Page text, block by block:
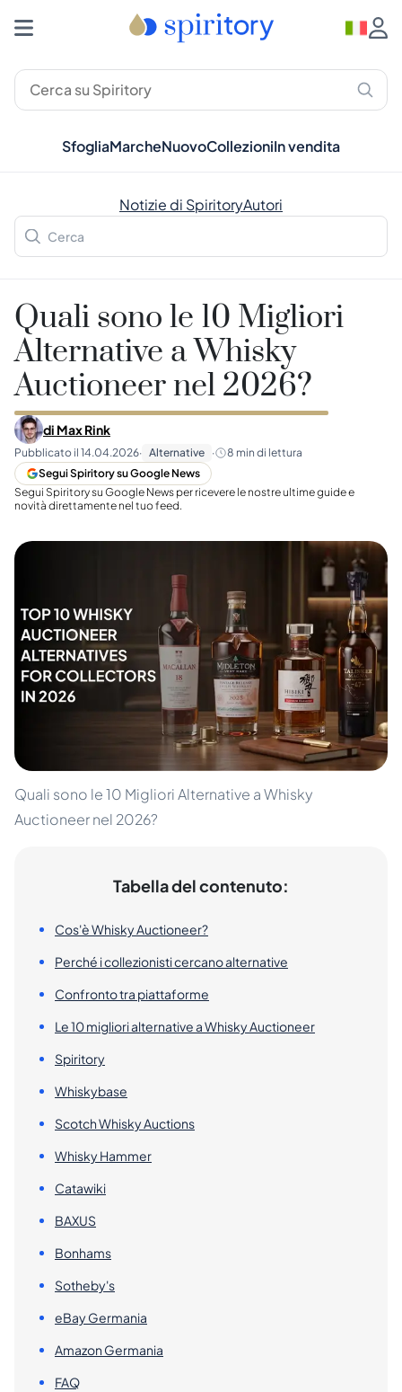
SfogliaMarcheNuovoCollezioniIn vendita
Notizie di SpiritoryAutori
Quali sono le 10 Migliori
Alternative a Whisky
Auctioneer nel 2026?
di Max Rink
Pubblicato il 14.04.2026· Alternative · 8 min di lettura
Segui Spiritory su Google News
Segui Spiritory su Google News per ricevere le nostre ultime guide e
novità direttamente nel tuo feed.
Quali sono le 10 Migliori Alternative a Whisky
Auctioneer nel 2026?
Tabella del contenuto:
Cos'è Whisky Auctioneer?
Perché i collezionisti cercano alternative
Confronto tra piattaforme
Le 10 migliori alternative a Whisky Auctioneer
Spiritory
Whiskybase
Scotch Whisky Auctions
Whisky Hammer
Catawiki
BAXUS
Bonhams
Sotheby's
eBay Germania
Amazon Germania
FAQ